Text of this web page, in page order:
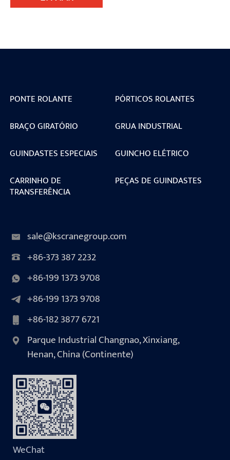
PONTE ROLANTE
PÓRTICOS ROLANTES
BRAÇO GIRATÓRIO
GRUA INDUSTRIAL
GUINDASTES ESPECIAIS
GUINCHO ELÉTRICO
CARRINHO DE
TRANSFERÊNCIA
PEÇAS DE GUINDASTES
sale@kscranegroup.com
+86-373 387 2232
+86-199 1373 9708
+86-199 1373 9708
+86-182 3877 6721
Parque Industrial Changnao, Xinxiang,
Henan, China (Continente)
WeChat